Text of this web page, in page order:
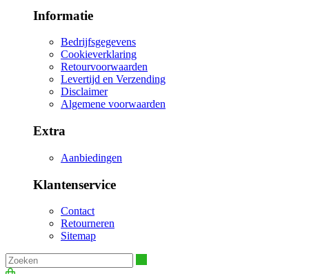
Informatie
Bedrijfsgegevens
Cookieverklaring
Retourvoorwaarden
Levertijd en Verzending
Disclaimer
Algemene voorwaarden
Extra
Aanbiedingen
Klantenservice
Contact
Retourneren
Sitemap